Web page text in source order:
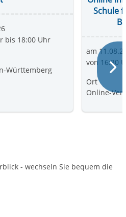
bis 18:00 Uhr
Württemberg
Schule
am
von 16:30
Ort
Online-
- wechseln Sie bequem die